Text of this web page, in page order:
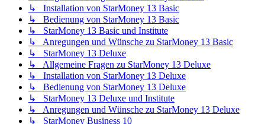
↳ Installation von StarMoney 13 Basic
↳ Bedienung von StarMoney 13 Basic
↳ StarMoney 13 Basic und Institute
↳ Anregungen und Wünsche zu StarMoney 13 Basic
↳ StarMoney 13 Deluxe
↳ Allgemeine Fragen zu StarMoney 13 Deluxe
↳ Installation von StarMoney 13 Deluxe
↳ Bedienung von StarMoney 13 Deluxe
↳ StarMoney 13 Deluxe und Institute
↳ Anregungen und Wünsche zu StarMoney 13 Deluxe
↳ StarMoney Business 10